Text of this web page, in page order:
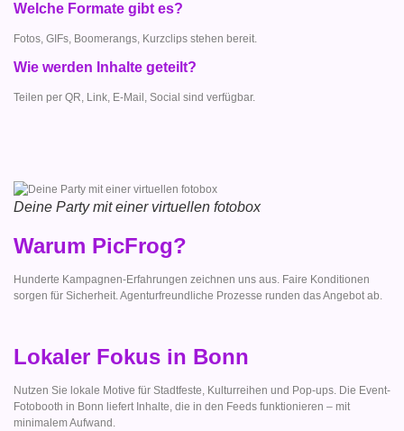
Welche Formate gibt es?
Fotos, GIFs, Boomerangs, Kurzclips stehen bereit.
Wie werden Inhalte geteilt?
Teilen per QR, Link, E-Mail, Social sind verfügbar.
Deine Party mit einer virtuellen fotobox
Warum PicFrog?
Hunderte Kampagnen-Erfahrungen zeichnen uns aus. Faire Konditionen
sorgen für Sicherheit. Agenturfreundliche Prozesse runden das Angebot ab.
Lokaler Fokus in Bonn
Nutzen Sie lokale Motive für Stadtfeste, Kulturreihen und Pop-ups. Die Event-
Fotobooth in Bonn liefert Inhalte, die in den Feeds funktionieren – mit
minimalem Aufwand.